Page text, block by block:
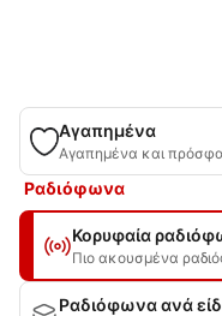
Αγαπημένα
Αγαπημένα και
Ραδιόφωνα
Κορυφαία
Πιο ακουσμένα
Ραδιόφωνα ανά